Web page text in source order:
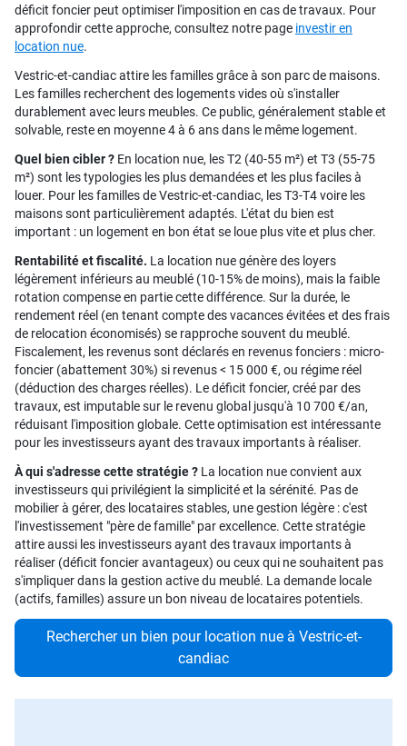
déficit foncier peut optimiser l'imposition en cas de travaux. Pour
approfondir cette approche, consultez notre page investir en
location nue.
Vestric-et-candiac attire les familles grâce à son parc de maisons.
Les familles recherchent des logements vides où s'installer
durablement avec leurs meubles. Ce public, généralement stable et
solvable, reste en moyenne 4 à 6 ans dans le même logement.
Quel bien cibler ? En location nue, les T2 (40-55 m²) et T3 (55-75
m²) sont les typologies les plus demandées et les plus faciles à
louer. Pour les familles de Vestric-et-candiac, les T3-T4 voire les
maisons sont particulièrement adaptés. L'état du bien est
important : un logement en bon état se loue plus vite et plus cher.
Rentabilité et fiscalité. La location nue génère des loyers
légèrement inférieurs au meublé (10-15% de moins), mais la faible
rotation compense en partie cette différence. Sur la durée, le
rendement réel (en tenant compte des vacances évitées et des frais
de relocation économisés) se rapproche souvent du meublé.
Fiscalement, les revenus sont déclarés en revenus fonciers : micro-
foncier (abattement 30%) si revenus < 15 000 €, ou régime réel
(déduction des charges réelles). Le déficit foncier, créé par des
travaux, est imputable sur le revenu global jusqu'à 10 700 €/an,
réduisant l'imposition globale. Cette optimisation est intéressante
pour les investisseurs ayant des travaux importants à réaliser.
À qui s'adresse cette stratégie ? La location nue convient aux
investisseurs qui privilégient la simplicité et la sérénité. Pas de
mobilier à gérer, des locataires stables, une gestion légère : c'est
l'investissement "père de famille" par excellence. Cette stratégie
attire aussi les investisseurs ayant des travaux importants à
réaliser (déficit foncier avantageux) ou ceux qui ne souhaitent pas
s'impliquer dans la gestion active du meublé. La demande locale
(actifs, familles) assure un bon niveau de locataires potentiels.
Rechercher un bien pour location nue à Vestric-et-
candiac